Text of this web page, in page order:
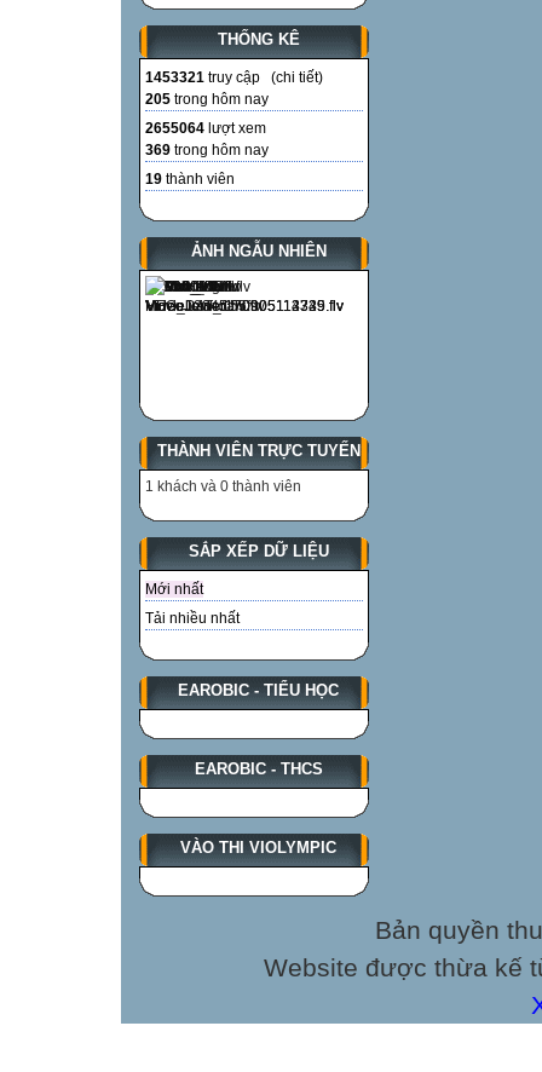
THỐNG KÊ
1453321 truy cập (chi tiết)
205 trong hôm nay
2655064 lượt xem
369 trong hôm nay
19 thành viên
ẢNH NGẪU NHIÊN
THÀNH VIÊN TRỰC TUYẾN
1 khách và 0 thành viên
SẮP XẾP DỮ LIỆU
Mới nhất
Tải nhiều nhất
EAROBIC - TIỂU HỌC
EAROBIC - THCS
VÀO THI VIOLYMPIC
Bản quyền
Website được thừa kế